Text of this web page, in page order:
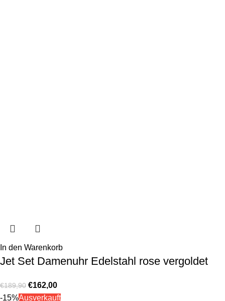
In den Warenkorb
Jet Set Damenuhr Edelstahl rose vergoldet
€189,90 €162,00
-15%Ausverkauft